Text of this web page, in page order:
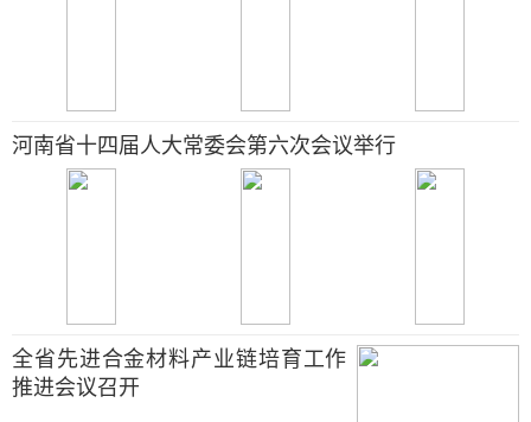
河南省十四届人大常委会第六次会议举行
全省先进合金材料产业链培育工作
推进会议召开